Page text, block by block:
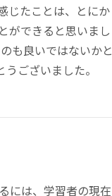
じたことは、とにか
ができると思いまし
も良いではないかと
ございました。
には、学習者の現在